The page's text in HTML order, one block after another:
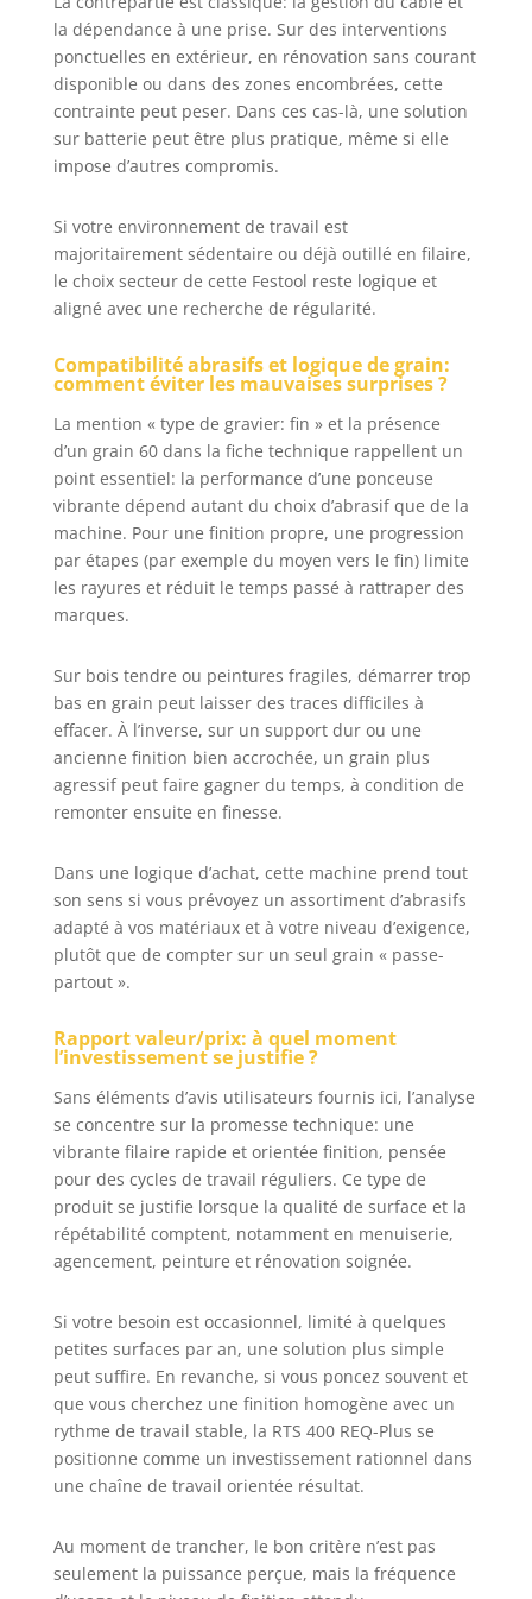
la dépendance à une prise. Sur des interventions
ponctuelles en extérieur, en rénovation sans courant
disponible ou dans des zones encombrées, cette
contrainte peut peser. Dans ces cas-là, une solution
sur batterie peut être plus pratique, même si elle
impose d’autres compromis.
Si votre environnement de travail est
majoritairement sédentaire ou déjà outillé en filaire,
le choix secteur de cette Festool reste logique et
aligné avec une recherche de régularité.
Compatibilité abrasifs et logique de grain:
comment éviter les mauvaises surprises ?
La mention « type de gravier: fin » et la présence
d’un grain 60 dans la fiche technique rappellent un
point essentiel: la performance d’une ponceuse
vibrante dépend autant du choix d’abrasif que de la
machine. Pour une finition propre, une progression
par étapes (par exemple du moyen vers le fin) limite
les rayures et réduit le temps passé à rattraper des
marques.
Sur bois tendre ou peintures fragiles, démarrer trop
bas en grain peut laisser des traces difficiles à
effacer. À l’inverse, sur un support dur ou une
ancienne finition bien accrochée, un grain plus
agressif peut faire gagner du temps, à condition de
remonter ensuite en finesse.
Dans une logique d’achat, cette machine prend tout
son sens si vous prévoyez un assortiment d’abrasifs
adapté à vos matériaux et à votre niveau d’exigence,
plutôt que de compter sur un seul grain « passe-
partout ».
Rapport valeur/prix: à quel moment
l’investissement se justifie ?
Sans éléments d’avis utilisateurs fournis ici, l’analyse
se concentre sur la promesse technique: une
vibrante filaire rapide et orientée finition, pensée
pour des cycles de travail réguliers. Ce type de
produit se justifie lorsque la qualité de surface et la
répétabilité comptent, notamment en menuiserie,
agencement, peinture et rénovation soignée.
Si votre besoin est occasionnel, limité à quelques
petites surfaces par an, une solution plus simple
peut suffire. En revanche, si vous poncez souvent et
que vous cherchez une finition homogène avec un
rythme de travail stable, la RTS 400 REQ-Plus se
positionne comme un investissement rationnel dans
une chaîne de travail orientée résultat.
Au moment de trancher, le bon critère n’est pas
seulement la puissance perçue, mais la fréquence